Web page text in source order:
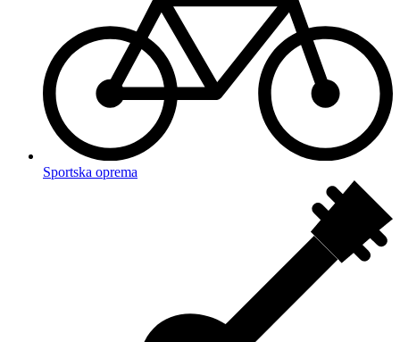
Sportska oprema